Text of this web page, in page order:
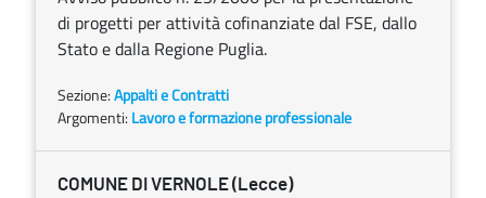
di progetti per attività cofinanziate dal FSE, dallo
Stato e dalla Regione Puglia.
Sezione:Appalti e Contratti
Argomenti: Lavoro e formazione professionale
COMUNE DI VERNOLE (Lecce)